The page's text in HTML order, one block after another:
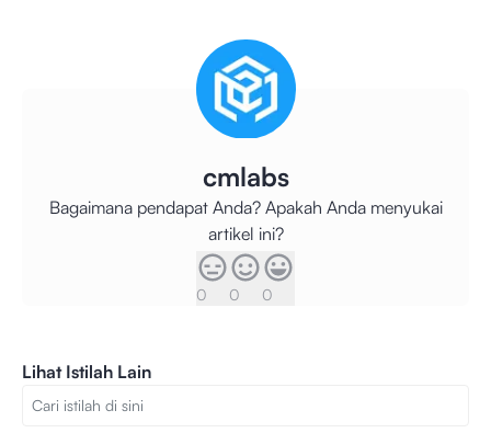
cmlabs
Bagaimana pendapat Anda? Apakah Anda menyukai
artikel ini?
0 0 0
Lihat Istilah Lain